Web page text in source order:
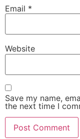
Email *
Website
Save my name,
the next time I